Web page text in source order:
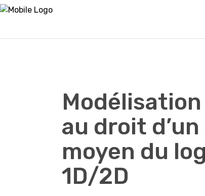
au droit
moyen du
1D/2D